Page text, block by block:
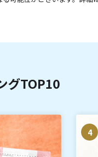
グTOP10
4